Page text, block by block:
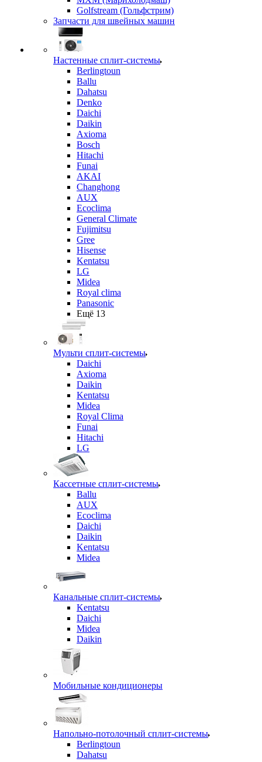
Golfstream (Гольфстрим)
Запчасти для швейных машин
Настенные сплит-системы
Berlingtoun
Ballu
Dahatsu
Denko
Daichi
Daikin
Axioma
Bosch
Hitachi
Funai
AKAI
Changhong
AUX
Ecoclima
General Climate
Fujimitsu
Gree
Hisense
Kentatsu
LG
Midea
Royal clima
Panasonic
Ещё 13
Мульти сплит-системы
Daichi
Axioma
Daikin
Kentatsu
Midea
Royal Clima
Funai
Hitachi
LG
Кассетные сплит-системы
Ballu
AUX
Ecoclima
Daichi
Daikin
Kentatsu
Midea
Канальные сплит-системы
Kentatsu
Daichi
Midea
Daikin
Мобильные кондиционеры
Напольно-потолочный сплит-системы
Berlingtoun
Dahatsu